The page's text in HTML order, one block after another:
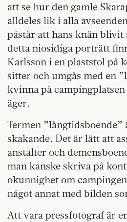
att se hur den gamle
alldeles lik i alla
påstår att hans knän
detta niosidiga porträtt
Karlsson i en plaststol på
sitter och umgås med en
kvinna på
äger.
Termen ”långtidsboende”
skakande. Det är lätt att
anstalter och
man kanske skriva på
okunnighet om
något annat med bilden
Att vara pressfotograf är